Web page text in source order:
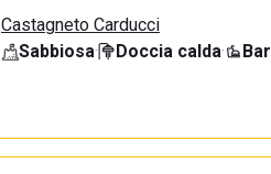
Castagneto Carducci
Sabbiosa· Doccia calda· Bar